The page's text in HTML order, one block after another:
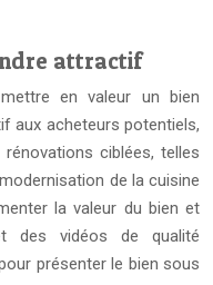
attractif
en valeur un bien
aux acheteurs potentiels,
ciblées, telles
de la cuisine
la valeur du bien et
des vidéos de qualité
présenter le bien sous